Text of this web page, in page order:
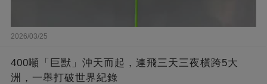
2026/03/25
400噸「巨獸」沖天而起，連飛三天三夜橫跨5大
洲，一舉打破世界紀錄